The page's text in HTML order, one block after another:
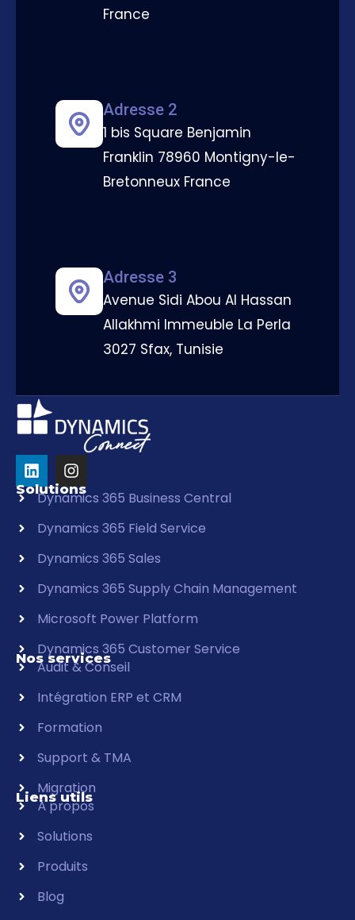
France
Adresse 2
1 bis Square Benjamin
Franklin 78960 Montigny-le-
Bretonneux France
Adresse 3
Avenue Sidi Abou Al Hassan
Allakhmi Immeuble La Perla
3027 Sfax, Tunisie
Solutions
Dynamics 365 Business Central
Dynamics 365 Field Service
Dynamics 365 Sales
Dynamics 365 Supply Chain Management
Microsoft Power Platform
Dynamics 365 Customer Service
Nos services
Audit & Conseil
Intégration ERP et CRM
Formation
Support & TMA
Migration
Liens utils
À propos
Solutions
Produits
Blog